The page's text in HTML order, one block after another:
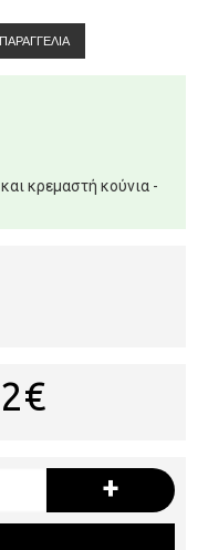
κρεμαστή κούνια -
+